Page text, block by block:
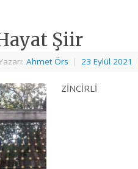
Şiir
Ahmet Örs | 23 Eylül 2021
ZİNCİRLİ